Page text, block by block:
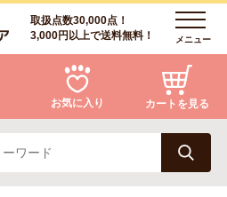
取扱点数30,000点！
3,000円以上で送料無料！
メニュー
猫
お気に入り カートを見る